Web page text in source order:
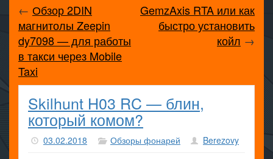
← Обзор 2DIN
магнитолы Zeepin
dy7098 — для работы
в такси через Mobile
Taxi
GemzAxis RTA или как
быстро установить
койл →
Skilhunt H03 RC — блин,
который комом?
03.02.2018 Обзоры фонарей Berezovy